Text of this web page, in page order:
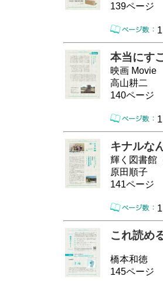
139ページ
1
本当にす
映画 Movie
高山耕二
140ページ
1
キナルな
輝く図書館
原田順子
141ページ
1
これ読め
橋本和徳
145ページ